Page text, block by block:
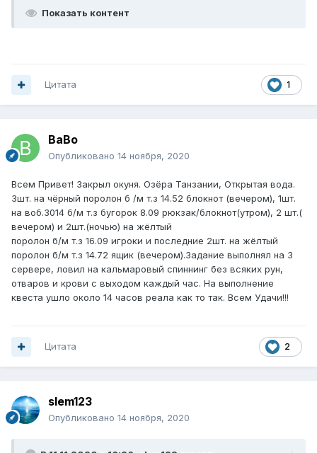
Показать контент
1
Цитата
BaBo
Опубликовано 14 ноября, 2020
Всем Привет! Закрыл окуня. Озёра Танзании, Открытая вода.
3шт. на чёрный поролон б /м т.з 14.52 блокнот (вечером), 1шт.
на воб.3014 б/м т.з бугорок 8.09 рюкзак/блокнот(утром), 2 шт.(
вечером) и 2шт.(ночью) на жёлтый
поролон б/м т.з 16.09 игроки и последние 2шт. на жёлтый
поролон б/м т.з 14.72 ящик (вечером).Задание выполнял на 3
сервере, ловил на кальмаровый спиннинг без всяких рун,
отваров и крови с выходом каждый час. На выполнение
квеста ушло около 14 часов реала как то так. Всем Удачи!!!
2
Цитата
slem123
Опубликовано 14 ноября, 2020